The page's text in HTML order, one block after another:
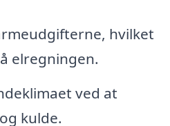
hvilket
elregningen.
ved at
kulde.